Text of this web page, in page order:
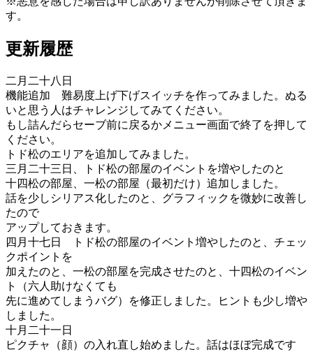
す。
更新履歴
二月二十八日
機能追加 難易度上げ下げスイッチを作ってみました。ぬる
いと思う人はチャレンジしてみてください。
もし詰んだらセーブ前に戻るかメニュー画面で終了を押して
ください。
トド松のエリアを追加してみました。
三月二十三日、トド松の部屋のイベントを増やしたのと
十四松の部屋、一松の部屋（最初だけ）追加しました。
話を少しシリアス化したのと、グラフィックを微妙に改善し
たので
アップしておきます。
四月十七日 トド松の部屋のイベント増やしたのと、チェッ
クポイントを
加えたのと、一松の部屋を完成させたのと、十四松のイベン
ト（六人助けなくても
先に進めてしまうバグ）を修正しました。ヒントも少し増や
しました。
十月二十一日
ピクチャ（顔）の入れ直し始めました。話はほぼ完成です